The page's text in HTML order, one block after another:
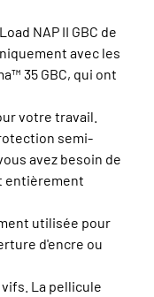
NAP II GBC de
avec les
35 GBC, qui ont
votre travail.
semi-
avez besoin de
entièrement
utilisée pour
d'encre ou
La pellicule